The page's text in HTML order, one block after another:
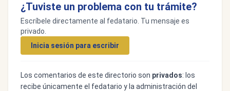
¿Tuviste un problema con tu trámite?
Escríbele directamente al fedatario. Tu mensaje es
privado.
Inicia sesión para escribir
Los comentarios de este directorio son privados: los
recibe únicamente el fedatario y la administración del